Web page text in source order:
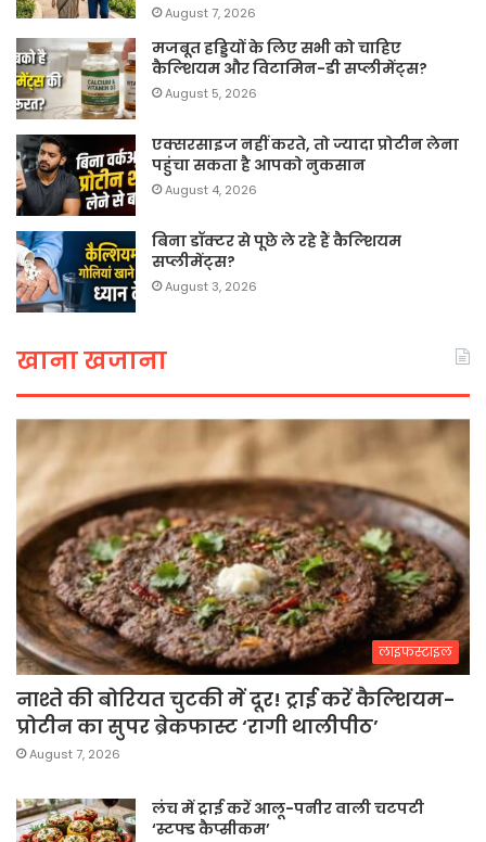
August 7, 2026
मजबूत हड्डियों के लिए सभी को चाहिए
कैल्शियम और विटामिन-डी सप्लीमेंट्स?
August 5, 2026
एक्सरसाइज नहीं करते, तो ज्यादा प्रोटीन लेना
पहुंचा सकता है आपको नुकसान
August 4, 2026
बिना डॉक्टर से पूछे ले रहे हैं कैल्शियम
सप्लीमेंट्स?
August 3, 2026
खाना खजाना
लाइफस्टाइल
नाश्ते की बोरियत चुटकी में दूर! ट्राई करें कैल्शियम-
प्रोटीन का सुपर ब्रेकफास्ट ‘रागी थालीपीठ’
August 7, 2026
लंच में ट्राई करें आलू-पनीर वाली चटपटी
‘स्टफ्ड कैप्सीकम’